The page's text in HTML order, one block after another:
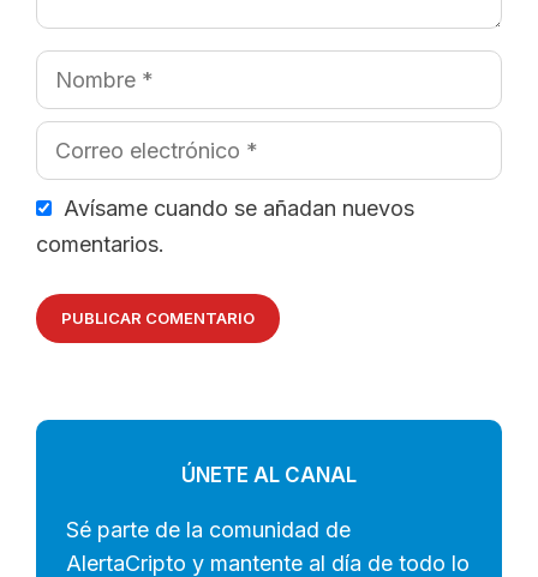
Nombre
Correo
electrónico
Avísame cuando se añadan nuevos
comentarios.
ÚNETE AL CANAL
Sé parte de la comunidad de
AlertaCripto y mantente al día de todo lo